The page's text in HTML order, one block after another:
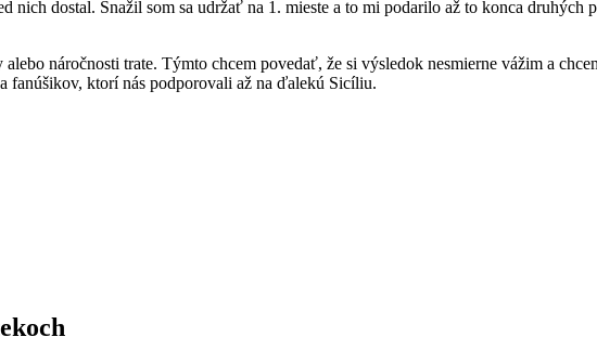
dostal. Snažil som sa udržať na 1. mieste a to mi podarilo až to konca druhých
náročnosti trate. Týmto chcem povedať, že si výsledok nesmierne vážim a
fanúšikov, ktorí nás podporovali až na ďalekú Sicíliu.